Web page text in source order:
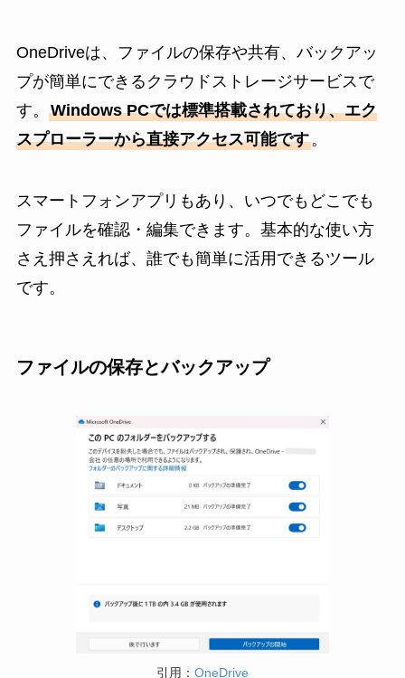
OneDriveは、ファイルの保存や共有、バックアッ
プが簡単にできるクラウドストレージサービスで
す。 Windows PCでは標準搭載されており、エク
スプローラーから直接アクセス可能です。
スマートフォンアプリもあり、いつでもどこでも
ファイルを確認・編集できます。基本的な使い方
さえ押さえれば、誰でも簡単に活用できるツール
です。
ファイルの保存とバックアップ
引用： OneDrive